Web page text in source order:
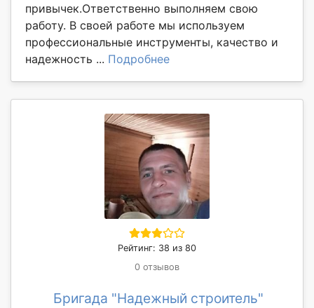
привычек.Ответственно выполняем свою
работу. В своей работе мы используем
профессиональные инструменты, качество и
надежность ... Подробнее
Рейтинг: 38 из 80
0 отзывов
Бригада "Надежный строитель"